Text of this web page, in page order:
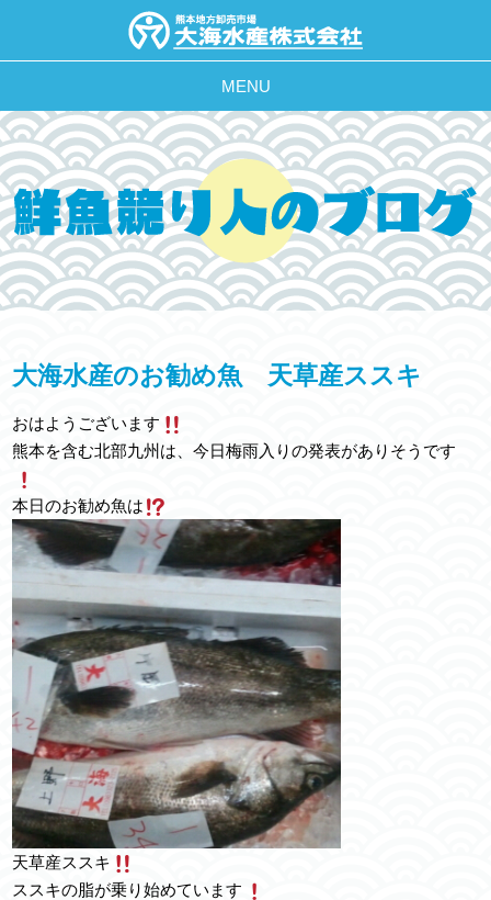
MENU
大海水産のお勧め魚 天草産ススキ
おはようございます
熊本を含む北部九州は、今日梅雨入りの発表がありそうです
本日のお勧め魚は
天草産ススキ
ススキの脂が乗り始めています